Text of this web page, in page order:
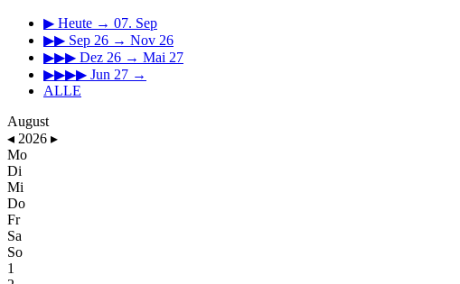
▶ Heute → 07. Sep
▶▶ Sep 26 → Nov 26
▶▶▶ Dez 26 → Mai 27
▶▶▶▶ Jun 27 →
ALLE
August
◂ 2026 ▸
Mo
Di
Mi
Do
Fr
Sa
So
1